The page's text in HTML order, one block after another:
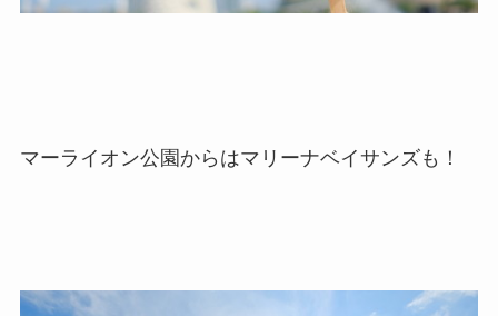
マーライオン公園からはマリーナベイサンズも！